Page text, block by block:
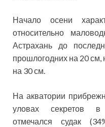
Начало осени
относительно
Астрахань до
прошлогодних на 20 см,
на 30 см.
На акватории
уловах секретов в
отмечался судак